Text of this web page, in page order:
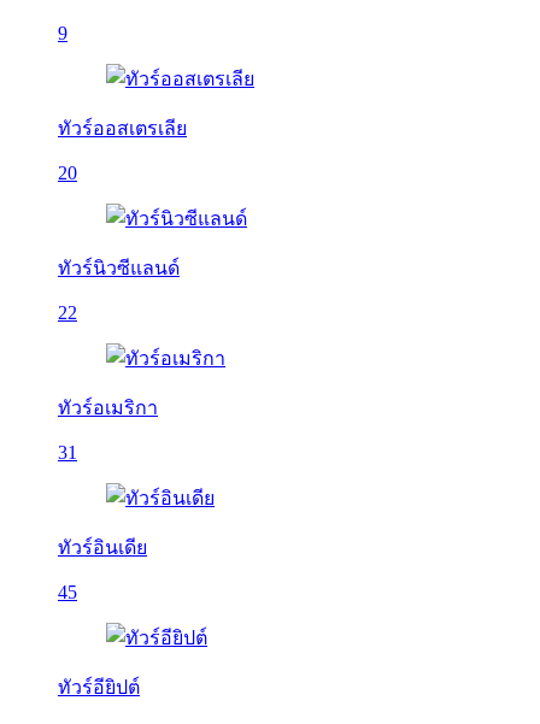
9
ทัวร์ออสเตรเลีย
20
ทัวร์นิวซีแลนด์
22
ทัวร์อเมริกา
31
ทัวร์อินเดีย
45
ทัวร์อียิปต์